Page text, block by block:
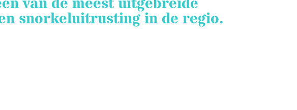
snorkeluitrusting in de regio.